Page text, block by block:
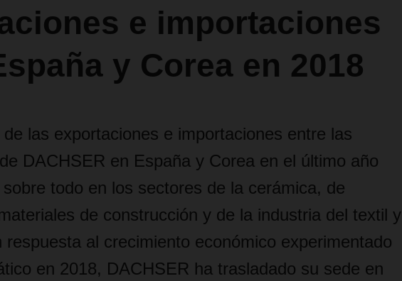
e importaciones
y Corea en 2018
las exportaciones e importaciones entre las
DACHSER en España y Corea en el último año
todo en los sectores de la cerámica, de
de construcción y de la industria del textil y
respuesta al crecimiento económico experimentado
en 2018, DACHSER ha trasladado su sede en